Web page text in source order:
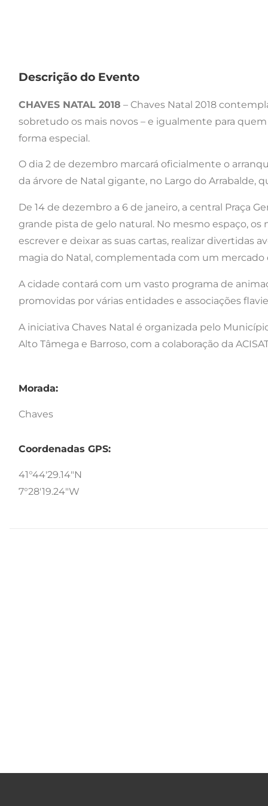
Descrição do Evento
CHAVES NATAL 2018 – Chaves Natal 2018
sobretudo os mais novos – e igualmente para
forma especial.
O dia 2 de dezembro marcará oficialmente o
da árvore de Natal gigante, no Largo do Arrabalde,
De 14 de dezembro a 6 de janeiro, a central Praça
grande pista de gelo natural. No mesmo espaço, os
escrever e deixar as suas cartas, realizar divertidas
magia do Natal, complementada com um
A cidade contará com um vasto programa de
promovidas por várias entidades e associações
A iniciativa Chaves Natal é organizada pelo
Alto Tâmega e Barroso, com a colaboração da
Morada:
Chaves
Coordenadas GPS:
41°44'29.14"N
7°28'19.24"W